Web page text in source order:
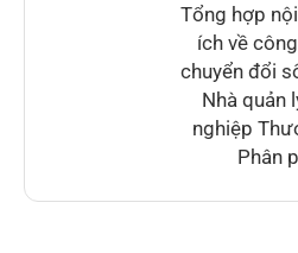
Tổng hợp
ích về
chuyển đổi
Nhà quản
nghiệp
Phân